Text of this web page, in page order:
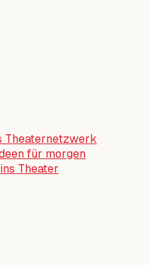
Theaternetzwerk
für morgen
Theater